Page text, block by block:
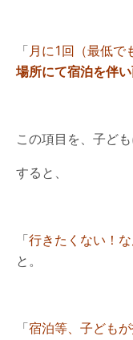
「月に1回（最低で
場所にて宿泊を伴
この項目を、子ど
すると、
「行きたくない！
と。
「宿泊等、子どもが